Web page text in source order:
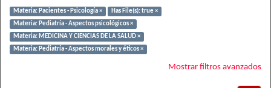
Materia: Pacientes - Psicología ×
Has File(s): true ×
Materia: Pediatría - Aspectos psicológicos ×
Materia: MEDICINA Y CIENCIAS DE LA SALUD ×
Materia: Pediatría - Aspectos morales y éticos ×
Mostrar filtros avanzados